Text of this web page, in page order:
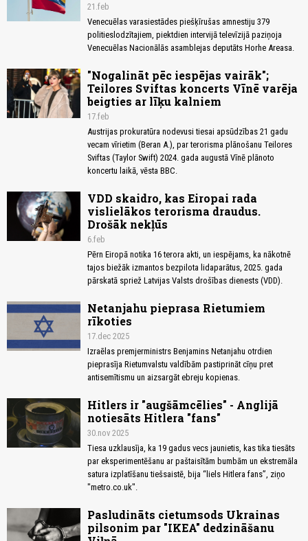
21.feb
Venecuēlas varasiestādes piešķīrušas amnestiju 379
politieslodzītajiem, piektdien intervijā televīzijā paziņoja
Venecuēlas Nacionālās asamblejas deputāts Horhe Areasa.
"Nogalināt pēc iespējas vairāk";
Teilores Sviftas koncerts Vīnē varēja
beigties ar līķu kalniem
17.feb
Austrijas prokuratūra nodevusi tiesai apsūdzības 21 gadu
vecam vīrietim (Beran A.), par terorisma plānošanu Teilores
Sviftas (Taylor Swift) 2024. gada augustā Vīnē plānoto
koncertu laikā, vēsta BBC.
VDD skaidro, kas Eiropai rada
vislielākos terorisma draudus.
Drošāk nekļūs
6.feb
Pērn Eiropā notika 16 terora akti, un iespējams, ka nākotnē
tajos biežāk izmantos bezpilota lidaparātus, 2025. gada
pārskatā spriež Latvijas Valsts drošības dienests (VDD).
Netanjahu pieprasa Rietumiem
rīkoties
17.dec 2025
Izraēlas premjerministrs Benjamins Netanjahu otrdien
pieprasīja Rietumvalstu valdībām pastiprināt cīņu pret
antisemītismu un aizsargāt ebreju kopienas.
Hitlers ir "augšāmcēlies" - Anglijā
notiesāts Hitlera "fans"
30.nov 2025
Tiesa uzklausīja, ka 19 gadus vecs jaunietis, kas tika tiesāts
par eksperimentēšanu ar paštaisītām bumbām un ekstremāla
satura izplatīšanu tiešsaistē, bija “liels Hitlera fans”, ziņo
"metro.co.uk".
Pasludināts cietumsods Ukrainas
pilsonim par "IKEA" dedzināšanu